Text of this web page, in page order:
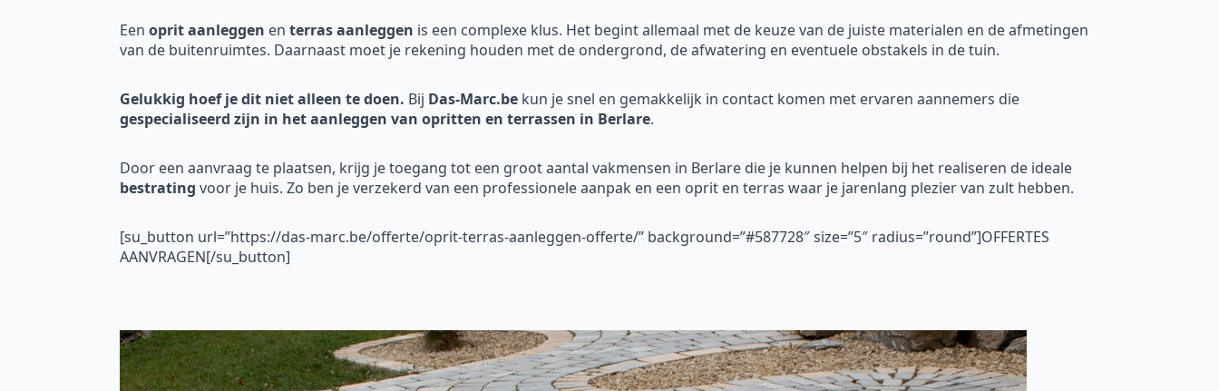
Een oprit aanleggen en terras aanleggen is een complexe klus. Het begint allemaal met de keuze van de juiste materialen en de afmetingen
van de buitenruimtes. Daarnaast moet je rekening houden met de ondergrond, de afwatering en eventuele obstakels in de tuin.
Gelukkig hoef je dit niet alleen te doen. Bij Das-Marc.be kun je snel en gemakkelijk in contact komen met ervaren aannemers die
gespecialiseerd zijn in het aanleggen van opritten en terrassen in Berlare.
Door een aanvraag te plaatsen, krijg je toegang tot een groot aantal vakmensen in Berlare die je kunnen helpen bij het realiseren de ideale
bestrating voor je huis. Zo ben je verzekerd van een professionele aanpak en een oprit en terras waar je jarenlang plezier van zult hebben.
[su_button url=”https://das-marc.be/offerte/oprit-terras-aanleggen-offerte/” background=”#587728″ size=”5″ radius=”round”]OFFERTES
AANVRAGEN[/su_button]